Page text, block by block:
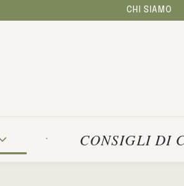
CHI SIAMO
CONSIGLI DI